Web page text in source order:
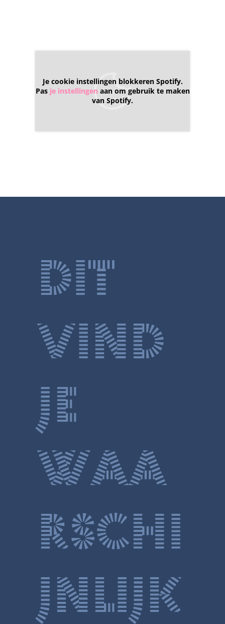
Je cookie instellingen blokkeren Spotify.
Pas je instellingen aan om gebruik te maken
van Spotify.
Dit
vind
je
waa
rschi
jnlijk